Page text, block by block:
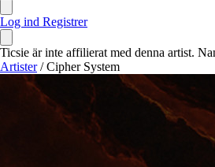
Log ind Registrer
Ticsie är inte affilierat med denna artist.
Artister / Cipher System